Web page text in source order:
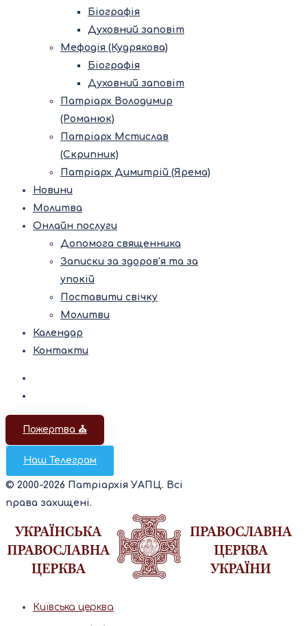
Біографія
Духовний заповіт
Мефодія (Кудрякова)
Біографія
Духовний заповіт
Патріарх Володимир
(Романюк)
Патріарх Мстислав
(Скрипник)
Патріарх Димитрій (Ярема)
Новини
Молитва
Онлайн послуги
Допомога священника
Записки за здоров’я та за
упокій
Поставити свічку
Молитви
Календар
Контакти
Пожертва ⛪️
Наш Телеграм
© 2000-2026 Патріархія УАПЦ. Всі
права захищені.
Київська церква